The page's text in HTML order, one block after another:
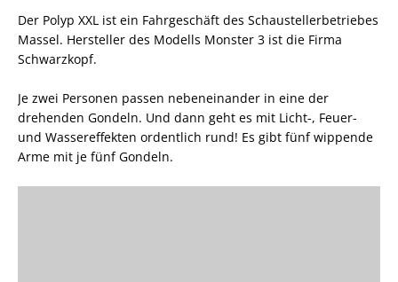
Der Polyp XXL ist ein Fahrgeschäft des Schaustellerbetriebes
Massel. Hersteller des Modells Monster 3 ist die Firma
Schwarzkopf.
Je zwei Personen passen nebeneinander in eine der
drehenden Gondeln. Und dann geht es mit Licht-, Feuer-
und Wassereffekten ordentlich rund! Es gibt fünf wippende
Arme mit je fünf Gondeln.